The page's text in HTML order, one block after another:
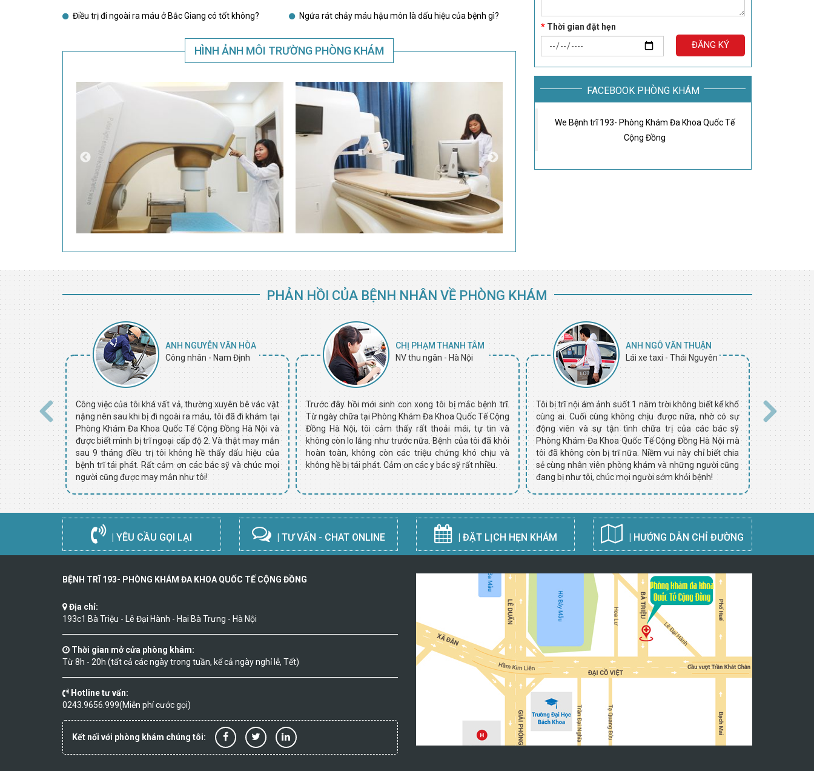
Điều trị đi ngoài ra máu ở Bắc Giang có tốt không? Ngứa rát chảy máu hậu môn là dấu hiệu của bệnh gì?
HÌNH ẢNH MÔI TRƯỜNG PHÒNG KHÁM
*Thời gian đặt hẹn
ĐĂNG KÝ
FACEBOOK PHÒNG KHÁM
We Bệnh trĩ 193- Phòng Khám Đa Khoa Quốc Tế
Cộng Đồng
PHẢN HỒI CỦA BỆNH NHÂN VỀ PHÒNG KHÁM
và đã dùng
không khỏi
một lần tìm
đến thăm
Tế Cộng
tôi đã khỏi
ANH NGUYỄN VĂN HÒA
Công nhân - Nam Định
Công việc của tôi khá vất vả, thường xuyên bê vác vật
nặng nên sau khi bị đi ngoài ra máu, tôi đã đi khám tại
Phòng Khám Đa Khoa Quốc Tế Cộng Đồng Hà Nội và
được biết mình bị trĩ ngoại cấp độ 2. Và thật may mắn
sau 9 tháng điều trị tôi không hề thấy dấu hiệu của
bệnh trĩ tái phát. Rất cảm ơn các bác sỹ và chúc mọi
người cũng được may mắn như tôi!
CHỊ PHẠM THANH TÂM
NV thu ngân - Hà Nội
Trước đây hồi mới sinh con xong tôi bị mắc bệnh trĩ.
Từ ngày chữa tại Phòng Khám Đa Khoa Quốc Tế Cộng
Đồng Hà Nội, tôi cảm thấy rất thoải mái, tự tin và
không còn lo lắng như trước nữa. Bệnh của tôi đã khỏi
hoàn toàn, không còn các triệu chứng khó chịu và
không hề bị tái phát. Cảm ơn các y bác sỹ rất nhiều.
ANH NGÔ VĂN THUẬN
Lái xe taxi - Thái Nguyên
Tôi bị trĩ nội ám ảnh suốt 1 năm trời không biết kể khổ
cùng ai. Cuối cùng không chịu được nữa, nhờ có sự
động viên và sự tận tình chữa trị của các bác sỹ
Phòng Khám Đa Khoa Quốc Tế Cộng Đồng Hà Nội mà
tôi đã không còn bị trĩ nữa. Niềm vui này chỉ biết chia
sẻ cùng nhân viên phòng khám và những người cũng
đang bị như tôi, chúc mọi người sớm khỏi bệnh!
Tôi bị đi
nhiều loại
hẳn, càng
trên mạng,
khám điều
Đồng Hà
hoàn toàn,
| YÊU CẦU GỌI LẠI | TƯ VẤN - CHAT ONLINE | ĐẶT LỊCH HẸN KHÁM | HƯỚNG DẪN CHỈ ĐƯỜNG
BỆNH TRĨ 193- PHÒNG KHÁM ĐA KHOA QUỐC TẾ CỘNG ĐỒNG
Địa chỉ:
193c1 Bà Triệu - Lê Đại Hành - Hai Bà Trưng - Hà Nội
Thời gian mở cửa phòng khám:
Từ 8h - 20h (tất cả các ngày trong tuần, kể cả ngày nghỉ lễ, Tết)
Hotline tư vấn:
0243.9656.999(Miễn phí cước gọi)
Kết nối với phòng khám chúng tôi: